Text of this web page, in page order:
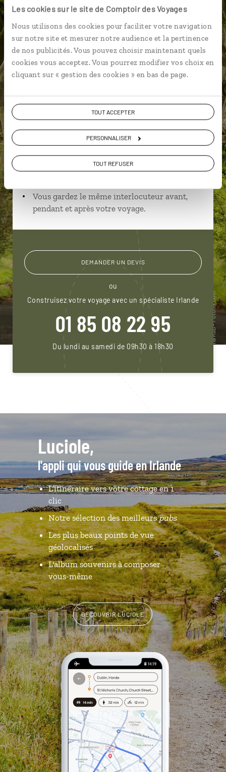
Les cookies sur le site de Comptoir des Voyages
Nous utilisons des cookies pour faciliter votre navigation
sur notre site et mesurer notre audience et la pertinence
de nos publicités. Vous pouvez choisir maintenant quels
cookies vous acceptez. Vous pourrez modifier vos choix en
cliquant sur « gestion des cookies » en bas de page.
TOUT ACCEPTER
PERSONNALISER
TOUT REFUSER
Morgane,
spécialiste Irlande
spécialistes
près de vos envies et de la réalité du pays.
Échangez en face à face ou depuis nos studios
connectés en agence, mais aussi par email ou
Vous gardez le même interlocuteur avant,
pendant et après votre voyage.
DEMANDER UN DEVIS
ou
Construisez votre voyage avec un spécialiste Irlande
01 85 08 22 95
Du lundi au samedi de 09h30 à 18h30
Luciole,
l'appli qui vous guide en Irlande
L’itinéraire vers votre cottage en 1
clic
Notre sélection des meilleurspubs
Les plus beaux points de vue
géolocalisés
L'album souvenirs à composer
vous-même
DÉCOUVRIR LUCIOLE